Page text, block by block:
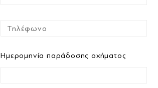
Ημερομηνία παράδοσης οχήματος